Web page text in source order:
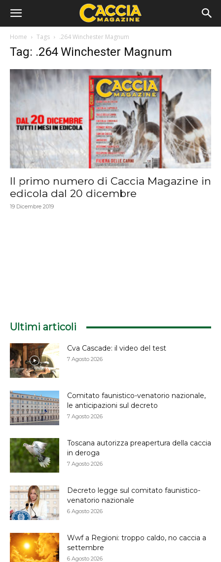
Home Tags .264 Winchester Magnum
Tag: .264 Winchester Magnum
Il primo numero di Caccia Magazine in
edicola dal 20 dicembre
19 Dicembre 2019
Ultimi articoli
Cva Cascade: il video del test
7 Agosto 2026
Comitato faunistico-venatorio nazionale,
le anticipazioni sul decreto
7 Agosto 2026
Toscana autorizza preapertura della caccia
in deroga
7 Agosto 2026
Decreto legge sul comitato faunistico-
venatorio nazionale
6 Agosto 2026
Wwf a Regioni: troppo caldo, no caccia a
settembre
6 Agosto 2026